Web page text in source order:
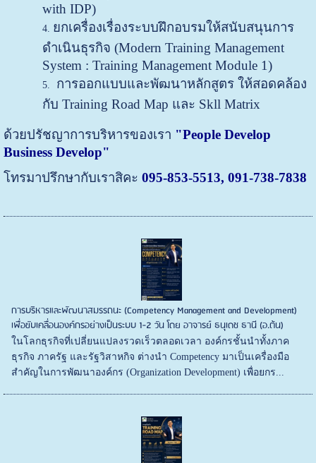
with IDP)
ยกเครื่องเรื่องระบบฝึกอบรมให้สนับสนุนการ
ดำเนินธุรกิจ (Modern Training Management
System : Training Management Module 1)
การออกแบบและพัฒนาหลักสูตร ให้สอดคล้อง
กับ Training Road Map และ Skll Matrix
ด้วยปรัชญาการบริหารของเรา "People Develop
Business Develop"
โทรมาปรึกษากับเราสิคะ 095-853-5513, 091-738-7838
การบริหารและพัฒนาสมรรถนะ (Competency Management and Development)
เพื่อขับเคลื่อนองค์กรอย่างเป็นระบบ 1-2 วัน โดย อาจารย์ ธนุเดช ธานี (อ.ต้น)
ในโลกธุรกิจที่เปลี่ยนแปลงรวดเร็วตลอดเวลา องค์กรชั้นนำทั้งภาค
ธุรกิจ ภาครัฐ และรัฐวิสาหกิจ ต่างนำ Competency มาเป็นเครื่องมือ
สำคัญในการพัฒนาองค์กร (Organization Development) เพื่อยกร...